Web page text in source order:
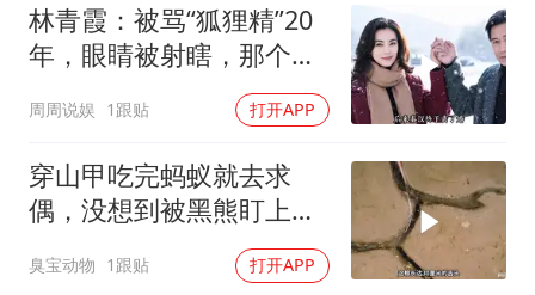
中方回应日本广岛核爆81周年
中国五箭齐发反制美国
中国经济展现强大韧性和活力
林青霞：被骂“狐狸精”20
年，眼睛被射瞎，那个男
人只问了一句“谁来出机票
钱？”
周周说娱 1跟贴 打开APP
穿山甲吃完蚂蚁就去求
偶，没想到被黑熊盯上
臭宝动物 1跟贴 打开APP